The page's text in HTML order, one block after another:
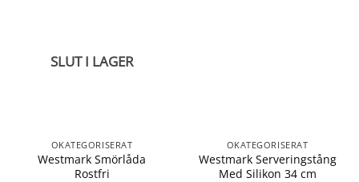
SLUT I LAGER
OKATEGORISERAT
Westmark Smörlåda
Rostfri
OKATEGORISERAT
Westmark Serveringstång
Med Silikon 34 cm